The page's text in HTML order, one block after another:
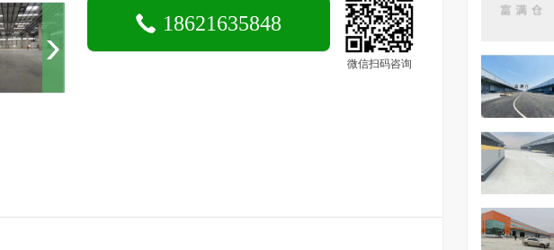
18621635848
微信扫码咨询